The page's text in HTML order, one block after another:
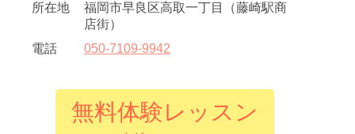
所在地
福岡市早良区高取一丁目（藤崎駅商
店街）
電話
050-7109-9942
無料体験レッスン